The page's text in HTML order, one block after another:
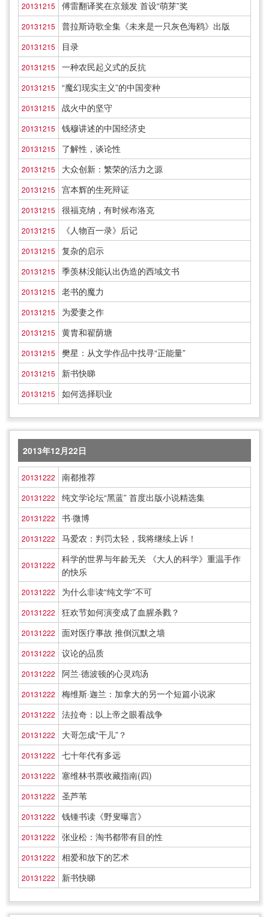
20131215 傅雷翻译奖在京颁发 首设“萌芽”奖
20131215 普拉斯诗歌全集《未来是一只灰色海鸥》出版
20131215 目录
20131215 一种农民起义式的反抗
20131215 “魔幻现实主义”的中国变种
20131215 战火中的坚守
20131215 钱穆讲述的中国经济史
20131215 了解性，谈论性
20131215 大众创新：繁荣的活力之源
20131215 宫本辉的生死辩证
20131215 很福克纳，有时候布洛克
20131215 《人物百一录》后记
20131215 复杂的启示
20131215 季羡林没能认出伪造的西域文书
20131215 老书的魔力
20131215 为爱妻之作
20131215 黄胄和翟荫塘
20131215 樊星：从文学作品中找寻“正能量”
20131215 新书快睇
20131215 如何选择职业
2013年12月22日
20131222 南都推荐
20131222 纯文学论坛“黑蓝” 首度出版小说精选集
20131222 书·微博
20131222 马爱农：判罚太轻，我将继续上诉！
20131222
科学的世界与年龄无关 《大人的科学》重温手作
的快乐
20131222 为什么非读“纯文学”不可
20131222 狂欢节如何演变成了血腥杀戮？
20131222 面对医疗事故 推倒沉默之墙
20131222 议论的品质
20131222 阿兰·德波顿的心灵鸡汤
20131222 梅维斯·迦兰：加拿大的另一个短篇小说家
20131222 法拉奇：以上帝之眼看战争
20131222 大哥怎成“干儿”？
20131222 七十年代有多远
20131222 塞维林书票收藏指南(四)
20131222 圣芦苇
20131222 钱锺书读《野叟曝言》
20131222 张业松：淘书都带有目的性
20131222 相爱和放下的艺术
20131222 新书快睇